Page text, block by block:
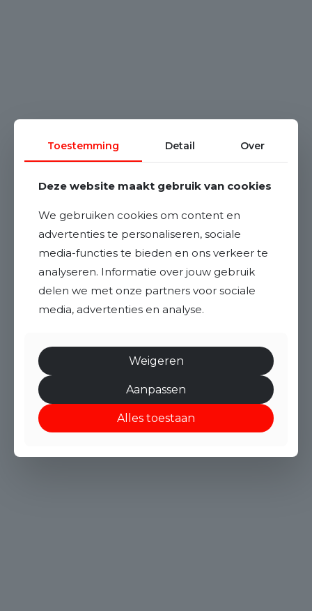
Toestemming Detail Over
Deze website maakt gebruik van cookies
We gebruiken cookies om content en
advertenties te personaliseren, sociale
media-functies te bieden en ons verkeer te
analyseren. Informatie over jouw gebruik
delen we met onze partners voor sociale
media, advertenties en analyse.
Weigeren
Aanpassen
Alles toestaan